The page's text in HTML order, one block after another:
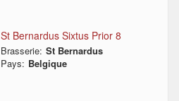
St Bernardus Sixtus Prior 8
Brasserie: St Bernardus
Pays: Belgique